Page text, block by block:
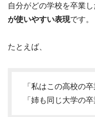
自分がどの学校を卒業し
が使いやすい表現です。
たとえば、
「私はこの高校の卒
「姉も同じ大学の卒